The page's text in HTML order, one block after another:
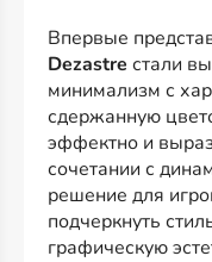
Впервые
Dezastre стали
минимализм с
сдержанную
эффектно и
сочетании с
решение для
подчеркнуть
графическую